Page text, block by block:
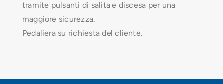
tramite pulsanti di salita e discesa per una
maggiore sicurezza.
Pedaliera su richiesta del cliente.